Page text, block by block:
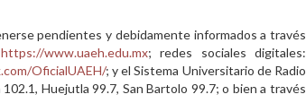
pendientes y debidamente informados a través
https://www.uaeh.edu.mx; redes sociales digitales:
OficialUAEH/; y el Sistema Universitario de Radio
Huejutla 99.7, San Bartolo 99.7; o bien a través